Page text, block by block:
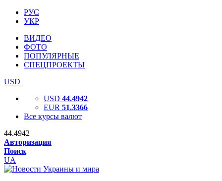
РУС
УКР
ВИДЕО
ФОТО
ПОПУЛЯРНЫЕ
СПЕЦПРОЕКТЫ
USD
USD 44.4942
EUR 51.3366
Все курсы валют
44.4942
Авторизация
Поиск
UA